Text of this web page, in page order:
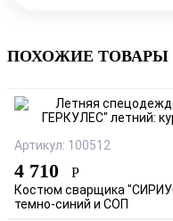
ПОХОЖИЕ ТОВАРЫ
Артикул: 100512
4 710 Р
Костюм сварщика
темно-синий и СОП